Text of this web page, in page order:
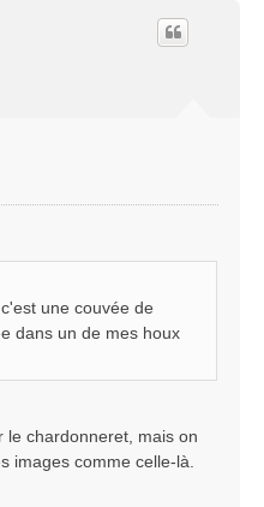
une couvée de
dans un de mes houx
le chardonneret, mais on
images comme celle-là.